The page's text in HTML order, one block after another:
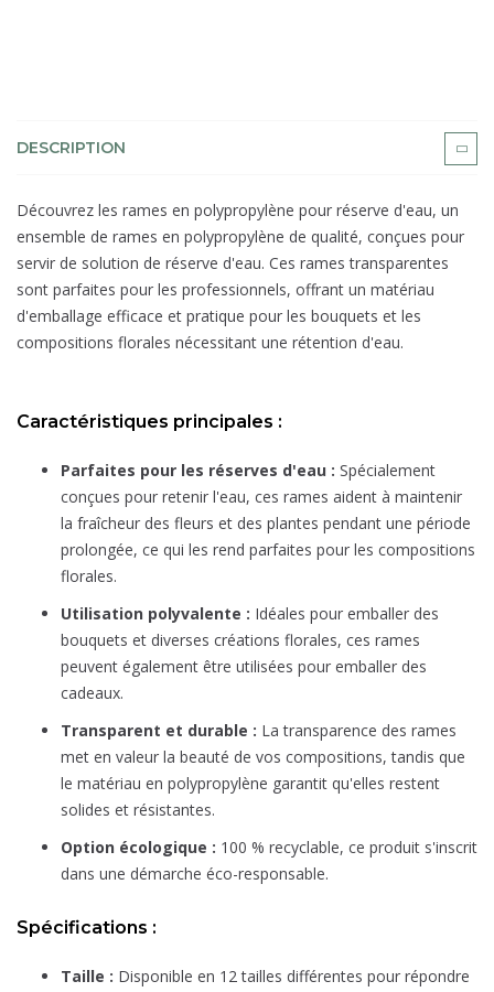
DESCRIPTION
Découvrez les rames en polypropylène pour réserve d'eau, un
ensemble de rames en polypropylène de qualité, conçues pour
servir de solution de réserve d'eau. Ces rames transparentes
sont parfaites pour les professionnels, offrant un matériau
d'emballage efficace et pratique pour les bouquets et les
compositions florales nécessitant une rétention d'eau.
Caractéristiques principales :
Parfaites pour les réserves d'eau : Spécialement
conçues pour retenir l'eau, ces rames aident à maintenir
la fraîcheur des fleurs et des plantes pendant une période
prolongée, ce qui les rend parfaites pour les compositions
florales.
Utilisation polyvalente : Idéales pour emballer des
bouquets et diverses créations florales, ces rames
peuvent également être utilisées pour emballer des
cadeaux.
Transparent et durable : La transparence des rames
met en valeur la beauté de vos compositions, tandis que
le matériau en polypropylène garantit qu'elles restent
solides et résistantes.
Option écologique : 100 % recyclable, ce produit s'inscrit
dans une démarche éco-responsable.
Spécifications :
Taille : Disponible en 12 tailles différentes pour répondre